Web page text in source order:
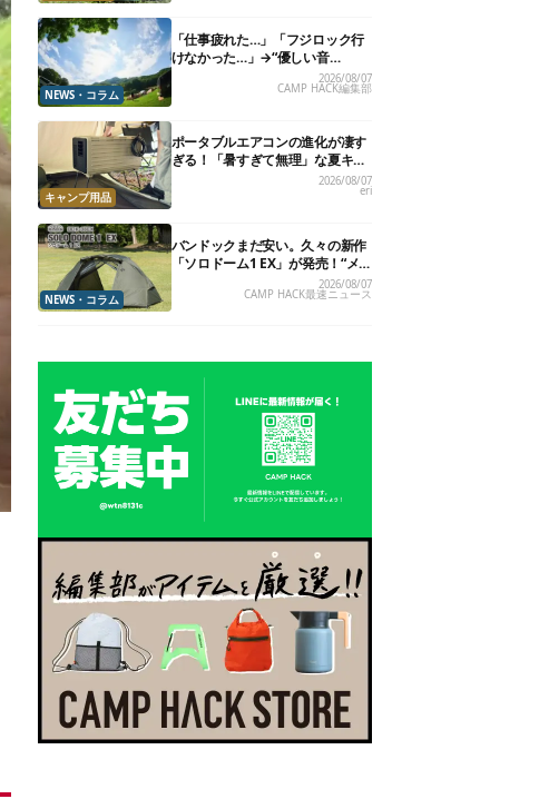
NEWS・コラム
「仕事疲れた…」「フジロック行
けなかった…」→“優しい音
楽”と“大きな自然”で治癒。まだ間
に合います。
2026/08/07
CAMP HACK編集部
キャンプ用品
ポータブルエアコンの進化が凄す
ぎる！「暑すぎて無理」な夏キャ
ンプを激変させる最新5選2026/08/07
eri
NEWS・コラム
バンドックまだ安い。久々の新作
「ソロドーム1 EX」が発売！“メ
ッシュインナー”だけでも使える
よ【防災も◎】
2026/08/07
CAMP HACK最速ニュース